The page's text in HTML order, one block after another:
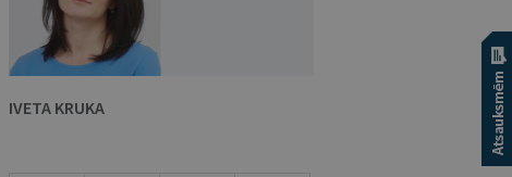
IVETA KRUKA